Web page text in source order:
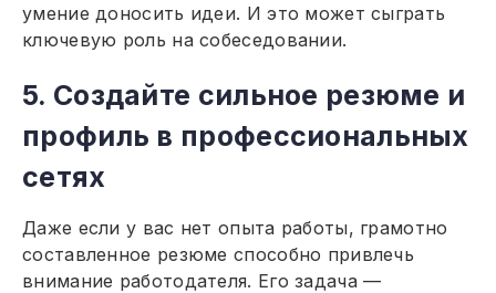
умение доносить идеи. И это может сыграть
ключевую роль на собеседовании.
5. Создайте сильное резюме и
профиль в профессиональных
сетях
Даже если у вас нет опыта работы, грамотно
составленное резюме способно привлечь
внимание работодателя. Его задача —